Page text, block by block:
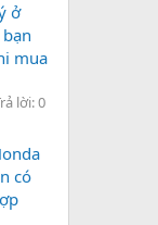
ở
mua
lời: 0
có